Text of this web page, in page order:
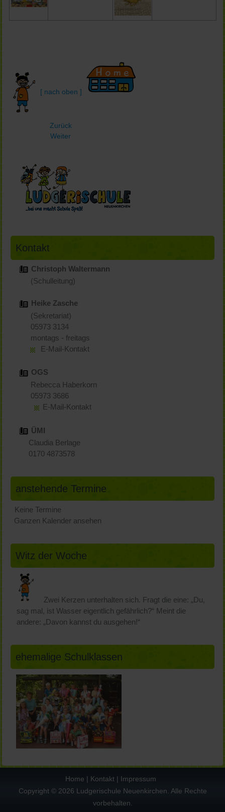
[ nach oben ]
Zurück
Weiter
Kontakt
Christoph Waltermann
(Schulleitung)
Heike Zasche
(Sekretariat)
05973 3134
montags - freitags
E-Mail-Kontakt
OGS
Rebecca Haberkorn
05973 3686
E-Mail-Kontakt
ÜMI
Claudia Berlage
0170 4873578
anstehende Termine
Keine Termine
Ganzen Kalender ansehen
Witz der Woche
Zwei Kerzen unterhalten sich. Fragt die eine: „Du,
sag mal, ist Wasser eigentlich gefährlich?“ Meint die
andere: „Davon kannst du ausgehen!“
ehemalige Schulklassen
Home | Kontakt| Impressum
Copyright © 2026 Ludgerischule Neuenkirchen. Alle Rechte
vorbehalten.